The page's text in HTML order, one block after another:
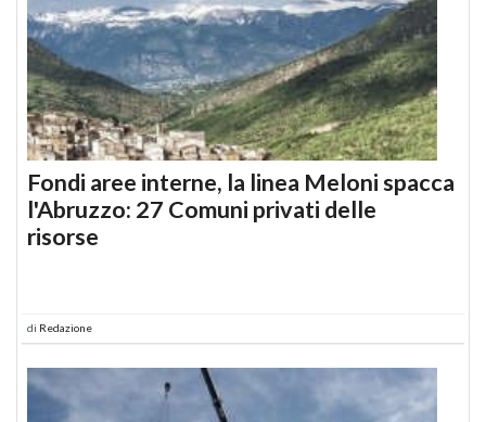
Fondi aree interne, la linea Meloni spacca
l'Abruzzo: 27 Comuni privati delle
risorse
di Redazione